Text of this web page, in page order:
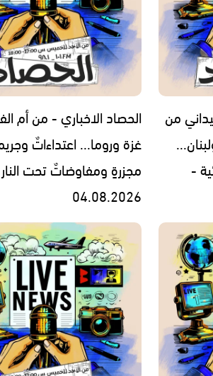
من
-
الحصاد الاخباري - من أم
غزة وروما... اعتداءاتٌ
مجزرةٍ ومفاوضاتٌ تحت
04.08.2026